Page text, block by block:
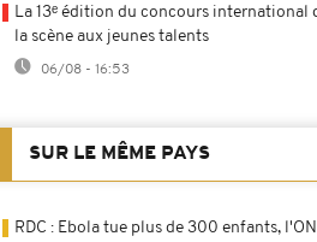
La 13ᵉ édition du concours
la scène aux jeunes talents
06/08 - 16:53
SUR LE MÊME PAYS
RDC : Ebola tue plus de 300 enfants,